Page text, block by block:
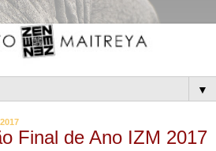
▼
Final de Ano IZM 2017